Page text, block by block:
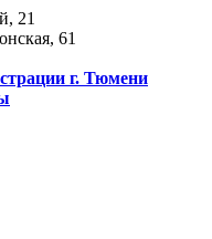
21
61
г. Тюмени